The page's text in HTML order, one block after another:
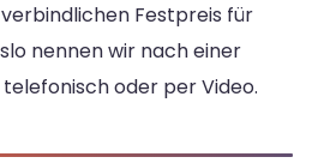
Festpreis für
nennen wir nach einer
oder per Video.